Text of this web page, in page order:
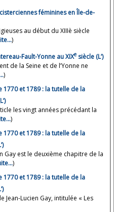
féminines en Île-de-
au début du XIIIè siècle
)
Fault-Yonne au XIXe siècle (L’)
de la Seine et de l’Yonne ne
)
et 1789 : la tutelle de la
les vingt années précédant la
)
et 1789 : la tutelle de la
Gay est le deuxième chapitre de la
)
et 1789 : la tutelle de la
Lucien Gay, intitulée « Les